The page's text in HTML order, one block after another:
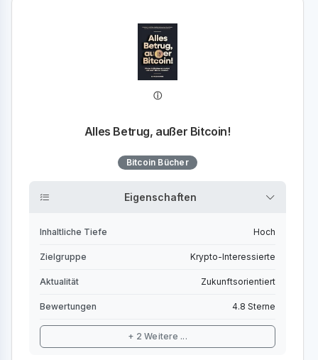
Alles Betrug, außer Bitcoin!
Bitcoin Bücher
Eigenschaften
Inhaltliche Tiefe Hoch
Zielgruppe Krypto-Interessierte
Aktualität Zukunftsorientiert
Bewertungen 4.8 Sterne
+ 2 Weitere ...